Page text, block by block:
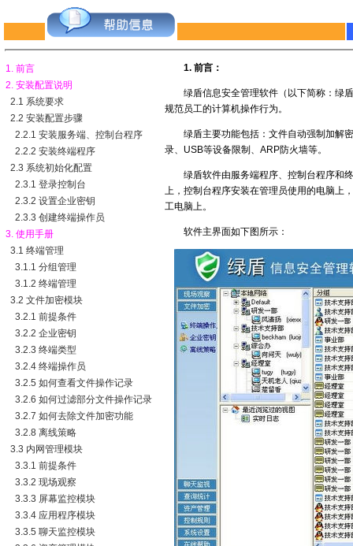
1. 前言
2. 安装配置说明
2.1 系统要求
2.2 安装配置步骤
2.2.1 安装服务端、控制台程序
2.2.2 安装终端程序
2.3 系统初始化配置
2.3.1 登录控制台
2.3.2 设置企业密钥
2.3.3 创建终端操作员
3. 使用手册
3.1 终端管理
3.1.1 分组管理
3.1.2 终端管理
3.2 文件加密模块
3.2.1 前提条件
3.2.2 企业密钥
3.2.3 终端类型
3.2.4 终端操作员
3.2.5 如何查看文件操作记录
3.2.6 如何过滤部分文件操作记录
3.2.7 如何去除文件加密功能
3.2.8 离线策略
3.3 内网管理模块
3.3.1 前提条件
3.3.2 现场观察
3.3.3 屏幕监控模块
3.3.4 应用程序模块
3.3.5 聊天监控模块
1. 前言：
绿盾信息安全管理软件（以下简称：绿盾
规范员工的计算机操作行为。
绿盾主要功能包括：文件自动强制加解密
录、USB等设备限制、ARP防火墙等。
绿盾软件由服务端程序、控制台程序和终
上，控制台程序安装在管理员使用的电脑上
工电脑上。
软件主界面如下图所示：